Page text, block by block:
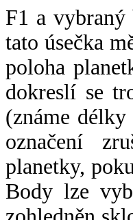
F1 a
tato úsečka
poloha
dokreslí se
(známe
označení
planetky,
Body lze